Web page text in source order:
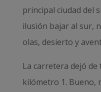
principal ciudad del
ilusión bajar al sur,
olas, desierto y
La carretera dejó
kilómetro 1. Bueno,